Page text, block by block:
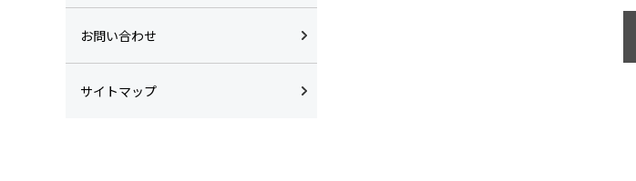
お問い合わせ
サイトマップ